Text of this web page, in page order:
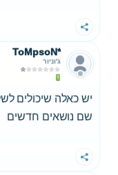
שתף
ToMpsoN*
ג'וניור
יש כאלה שיכולים
שם נושאים חדשים
שתף